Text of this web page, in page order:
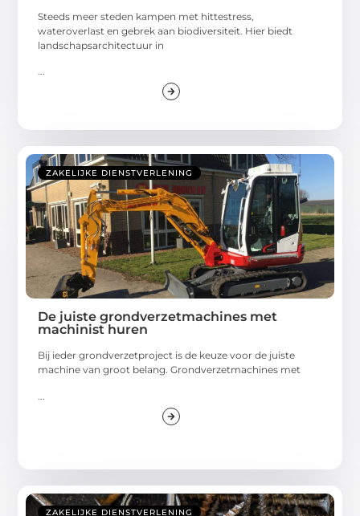
Steeds meer steden kampen met hittestress,
wateroverlast en gebrek aan biodiversiteit. Hier biedt
landschapsarchitectuur in
...
ZAKELIJKE DIENSTVERLENING
De juiste grondverzetmachines met
machinist huren
Bij ieder grondverzetproject is de keuze voor de juiste
machine van groot belang. Grondverzetmachines met
ZAKELIJKE DIENSTVERLENING